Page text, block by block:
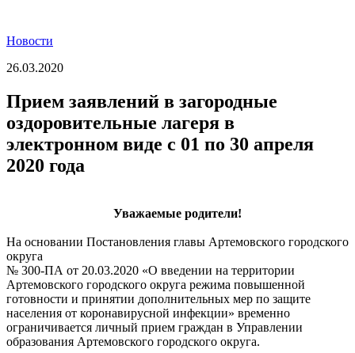
Новости
26.03.2020
Прием заявлений в загородные
оздоровительные лагеря в
электронном виде с 01 по 30 апреля
2020 года
Уважаемые родители!
На основании Постановления главы Артемовского городского
округа
№ 300-ПА от 20.03.2020 «О введении на территории
Артемовского городского округа режима повышенной
готовности и принятии дополнительных мер по защите
населения от коронавирусной инфекции» временно
ограничивается личный прием граждан в Управлении
образования Артемовского городского округа.